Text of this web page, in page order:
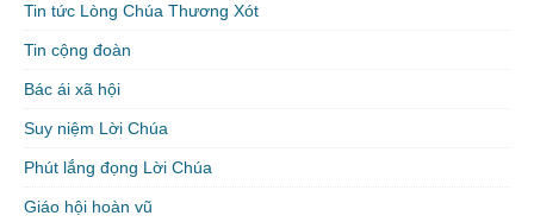
Tin tức Lòng Chúa Thương Xót
Tin cộng đoàn
Bác ái xã hội
Suy niệm Lời Chúa
Phút lắng đọng Lời Chúa
Giáo hội hoàn vũ